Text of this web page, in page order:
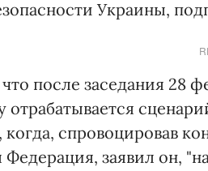
Украины,
после заседания 28
отрабатывается
когда, спровоцировав
Федерация, заявил он,